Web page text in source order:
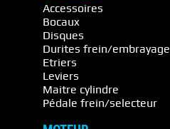
Accessoires
Bocaux
Disques
Durites frein/embrayage
Etriers
Leviers
Maitre cylindre
Pédale frein/selecteur